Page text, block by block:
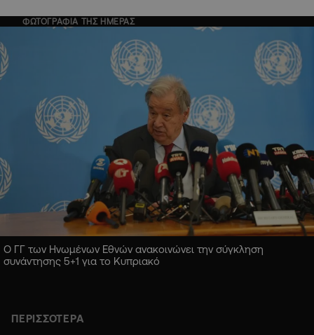
ΦΩΤΟΓΡΑΦΙΑ ΤΗΣ ΗΜΕΡΑΣ
Ο ΓΓ των Ηνωμένων Εθνών ανακοινώνει την σύγκληση
συνάντησης 5+1 για το Κυπριακό
ΠΕΡΙΣΣΟΤΕΡΑ